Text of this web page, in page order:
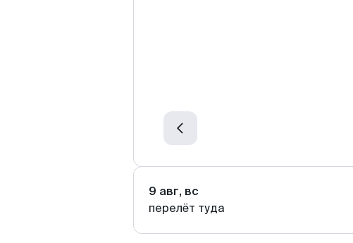
9 авг, вс
перелёт туда